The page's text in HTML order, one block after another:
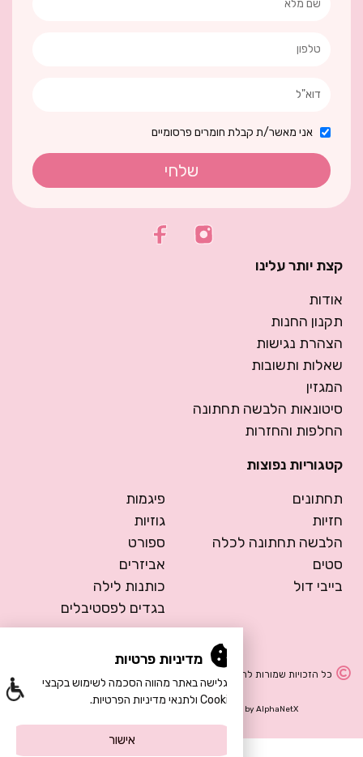
אני מאשר/ת קבלת חומרים פרסומיים
שלחי
קצת יותר עלינו
אודות
תקנון החנות
הצהרת נגישות
שאלות ותשובות
המגזין
סיטונאות הלבשה תחתונה
החלפות והחזרות
קטגוריות נפוצות
תחתונים
חזיות
הלבשה תחתונה לכלה
סטים
בייבי דול
פיגמות
גוזיות
ספורט
אביזרים
כותנות לילה
בגדים לפסטיבלים
כל הזכויות שמורות להרמוסה – הלבשה תחתונה
Development byAlphaNetX
מדיניות פרטיות
הגלישה באתר מהווה הסכמה לשימוש בקבצי
Cookie ולתנאי מדיניות הפרטיות.
אישור